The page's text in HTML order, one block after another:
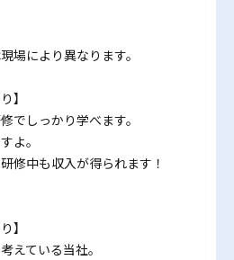
場により異なります。
】
でしっかり学べます。
よ。
修中も収入が得られます！
】
えている当社。